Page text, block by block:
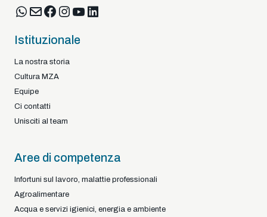
Istituzionale
La nostra storia
Cultura MZA
Equipe
Ci contatti
Unisciti al team
Aree di competenza
Infortuni sul lavoro, malattie professionali
Agroalimentare
Acqua e servizi igienici, energia e ambiente